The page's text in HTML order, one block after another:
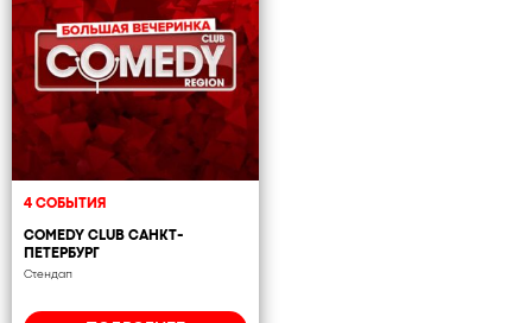
4 СОБЫТИЯ
COMEDY CLUB САНКТ-
ПЕТЕРБУРГ
Стендап